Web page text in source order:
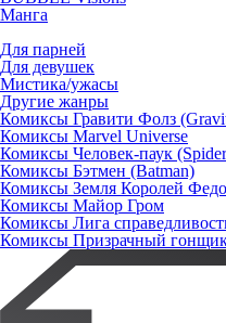
Манга
Для парней
Для девушек
Мистика/ужасы
Другие жанры
Комиксы Гравити Фолз
Комиксы Marvel Universe
Комиксы Человек-паук
Комиксы Бэтмен (Batman)
Комиксы Земля Королей
Комиксы Майор Гром
Комиксы Лига
Комиксы Призрачный